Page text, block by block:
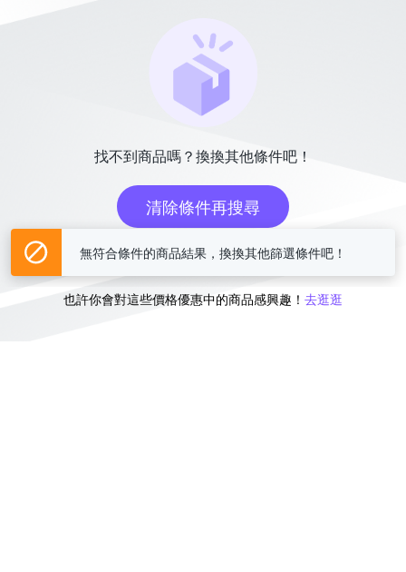
找不到商品嗎？換換其他條件吧！
清除條件再搜尋
或
也許你會對這些價格優惠中的商品感興趣！ 去逛逛
無符合條件的商品結果，換換其他篩選條件吧！